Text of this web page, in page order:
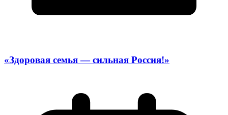
«Здоровая семья — сильная Россия!»